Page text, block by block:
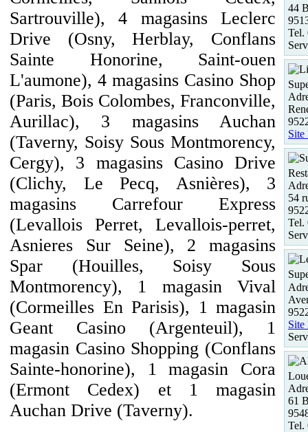
Sartrouville), 4 magasins Leclerc
Drive (Osny, Herblay, Conflans
Sainte Honorine, Saint-ouen
L'aumone), 4 magasins Casino Shop
(Paris, Bois Colombes, Franconville,
Aurillac), 3 magasins Auchan
(Taverny, Soisy Sous Montmorency,
Cergy), 3 magasins Casino Drive
(Clichy, Le Pecq, Asnières), 3
magasins Carrefour Express
(Levallois Perret, Levallois-perret,
Asnieres Sur Seine), 2 magasins
Spar (Houilles, Soisy Sous
Montmorency), 1 magasin Vival
(Cormeilles En Parisis), 1 magasin
Geant Casino (Argenteuil), 1
magasin Casino Shopping (Conflans
Sainte-honorine), 1 magasin Cora
(Ermont Cedex) et 1 magasin
Auchan Drive (Taverny).
44
Tel.
Site
54
Tel.
Site
61
Tel.